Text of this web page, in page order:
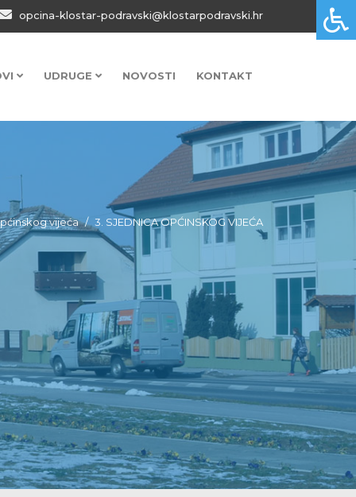
opcina-klostar-podravski@klostarpodravski.hr
UDRUGE NOVOSTI KONTAKT
vijeća 3. SJEDNICA OPĆINSKOG VIJEĆA